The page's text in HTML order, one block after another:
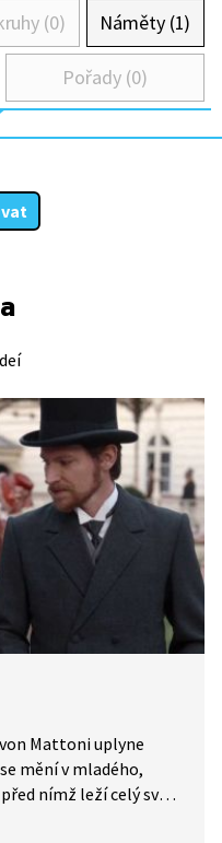
(0) Náměty (1)
Pořady (0)
Mattoni uplyne
mění v mladého,
nímž leží celý svět.